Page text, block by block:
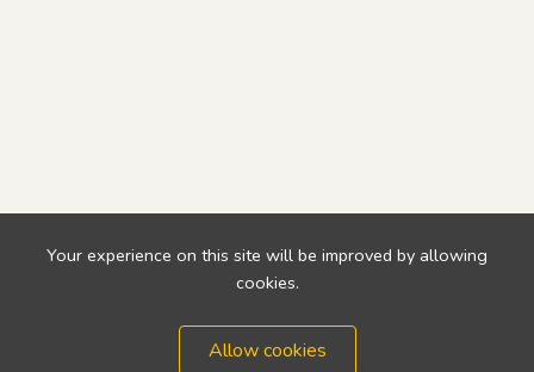
Your experience on this site will be improved by allowing
cookies.
Allow cookies